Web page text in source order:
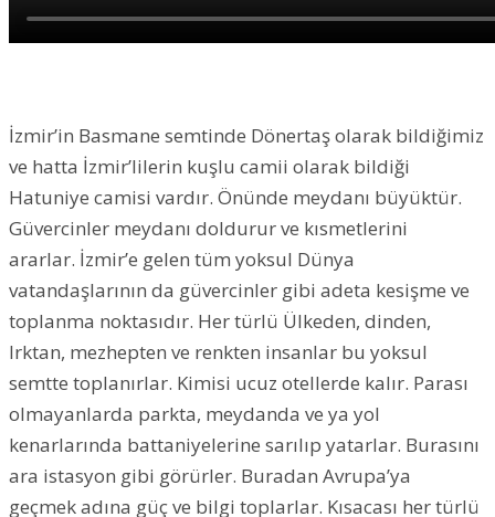
İzmir’in Basmane semtinde Dönertaş olarak bildiğimiz
ve hatta İzmir’lilerin kuşlu camii olarak bildiği
Hatuniye camisi vardır. Önünde meydanı büyüktür.
Güvercinler meydanı doldurur ve kısmetlerini
ararlar. İzmir’e gelen tüm yoksul Dünya
vatandaşlarının da güvercinler gibi adeta kesişme ve
toplanma noktasıdır. Her türlü Ülkeden, dinden,
Irktan, mezhepten ve renkten insanlar bu yoksul
semtte toplanırlar. Kimisi ucuz otellerde kalır. Parası
olmayanlarda parkta, meydanda ve ya yol
kenarlarında battaniyelerine sarılıp yatarlar. Burasını
ara istasyon gibi görürler. Buradan Avrupa’ya
geçmek adına güç ve bilgi toplarlar. Kısacası her türlü